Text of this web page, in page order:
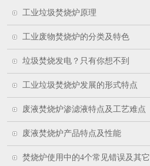
工业垃圾焚烧炉原理
工业废物焚烧炉的分类及特色
垃圾焚烧发电？只有你想不到
工业垃圾焚烧炉发展的形式特点
废液焚烧炉渗滤液特点及工艺难点
废液焚烧炉产品特点及性能
焚烧炉使用中的4个常见错误及其它